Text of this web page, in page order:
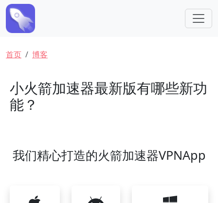
跳转到主要内容
面包屑
首页 博客
小火箭加速器最新版有哪些新功
能？
我们精心打造的火箭加速器VPNApp